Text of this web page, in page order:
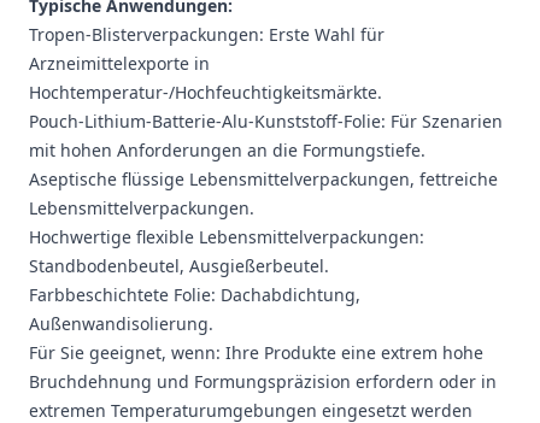
Typische Anwendungen:
Tropen-Blisterverpackungen: Erste Wahl für
Arzneimittelexporte in
Hochtemperatur-/Hochfeuchtigkeitsmärkte.
Pouch-Lithium-Batterie-Alu-Kunststoff-Folie: Für Szenarien
mit hohen Anforderungen an die Formungstiefe.
Aseptische flüssige Lebensmittelverpackungen, fettreiche
Lebensmittelverpackungen.
Hochwertige flexible Lebensmittelverpackungen:
Standbodenbeutel, Ausgießerbeutel.
Farbbeschichtete Folie: Dachabdichtung,
Außenwandisolierung.
Für Sie geeignet, wenn: Ihre Produkte eine extrem hohe
Bruchdehnung und Formungspräzision erfordern oder in
extremen Temperaturumgebungen eingesetzt werden